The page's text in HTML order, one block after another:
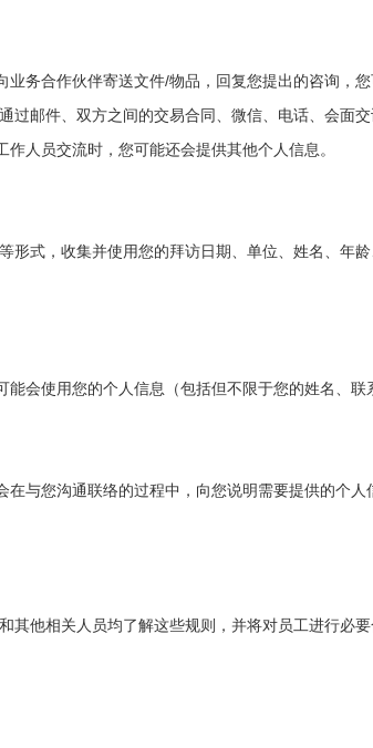
业务合作伙伴寄送文件/物品， 回复您提出的咨询， 您
过邮件、双方之间的交易合同、微信、电话、会面
人员交流时，您可能还会提供其他个人信息。
形式，收集并使用您的拜访 日期、 单位、姓名、年龄
会使用您的个人信息（包括但不限于您的姓名、联
与您沟通联络的过程中，向您说明需要提供的个人
其他相关人员均了解这些规则 ，并将对员工进行必要